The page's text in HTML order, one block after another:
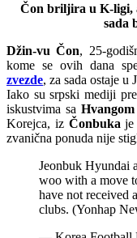
Čon briljira u K-ligi,
sada
Džin-vu Čon, 25-
kome se ovih dana
zvezde, za sada ostaje u
Iako su srpski mediji
iskustvima saHvangom
Korejca, iz Čonbuka je
zvanična ponuda nije
Jeonbuk Hyundai
woo with a move
have not received
clubs. (Yonhap